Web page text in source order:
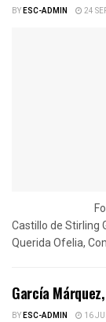
BYESC-ADMIN 24
Foto; Detalle
Castillo de Stirling
Querida Ofelia,
García
BYESC-ADMIN 16